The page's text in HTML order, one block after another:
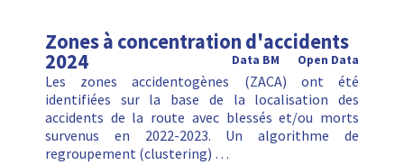
Zones à concentration d'accidents
2024 Open Data
Data BM
Les zones accidentogènes (ZACA) ont été
identifiées sur la base de la localisation des
accidents de la route avec blessés et/ou morts
survenus en 2022-2023. Un algorithme de
regroupement (clustering) …